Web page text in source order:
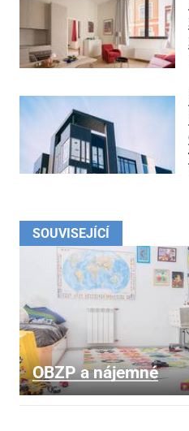
SOUVISEJÍCÍ
OBZP a nájemné